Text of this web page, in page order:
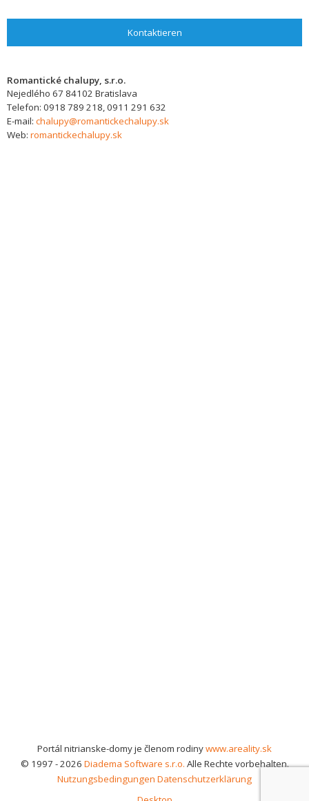
Kontaktieren
Romantické chalupy, s.r.o.
Nejedlého 67 84102 Bratislava
Telefon: 0918 789 218, 0911 291 632
E-mail: chalupy@romantickechalupy.sk
Web: romantickechalupy.sk
Portál nitrianske-domy je členom rodinywww.areality.sk
© 1997 - 2026 Diadema Software s.r.o. Alle Rechte vorbehalten.
Nutzungsbedingungen Datenschutzerklärung